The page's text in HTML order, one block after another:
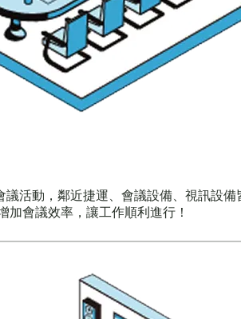
議活動，鄰近捷運、會議設備、視訊設備
加會議效率，讓工作順利進行！